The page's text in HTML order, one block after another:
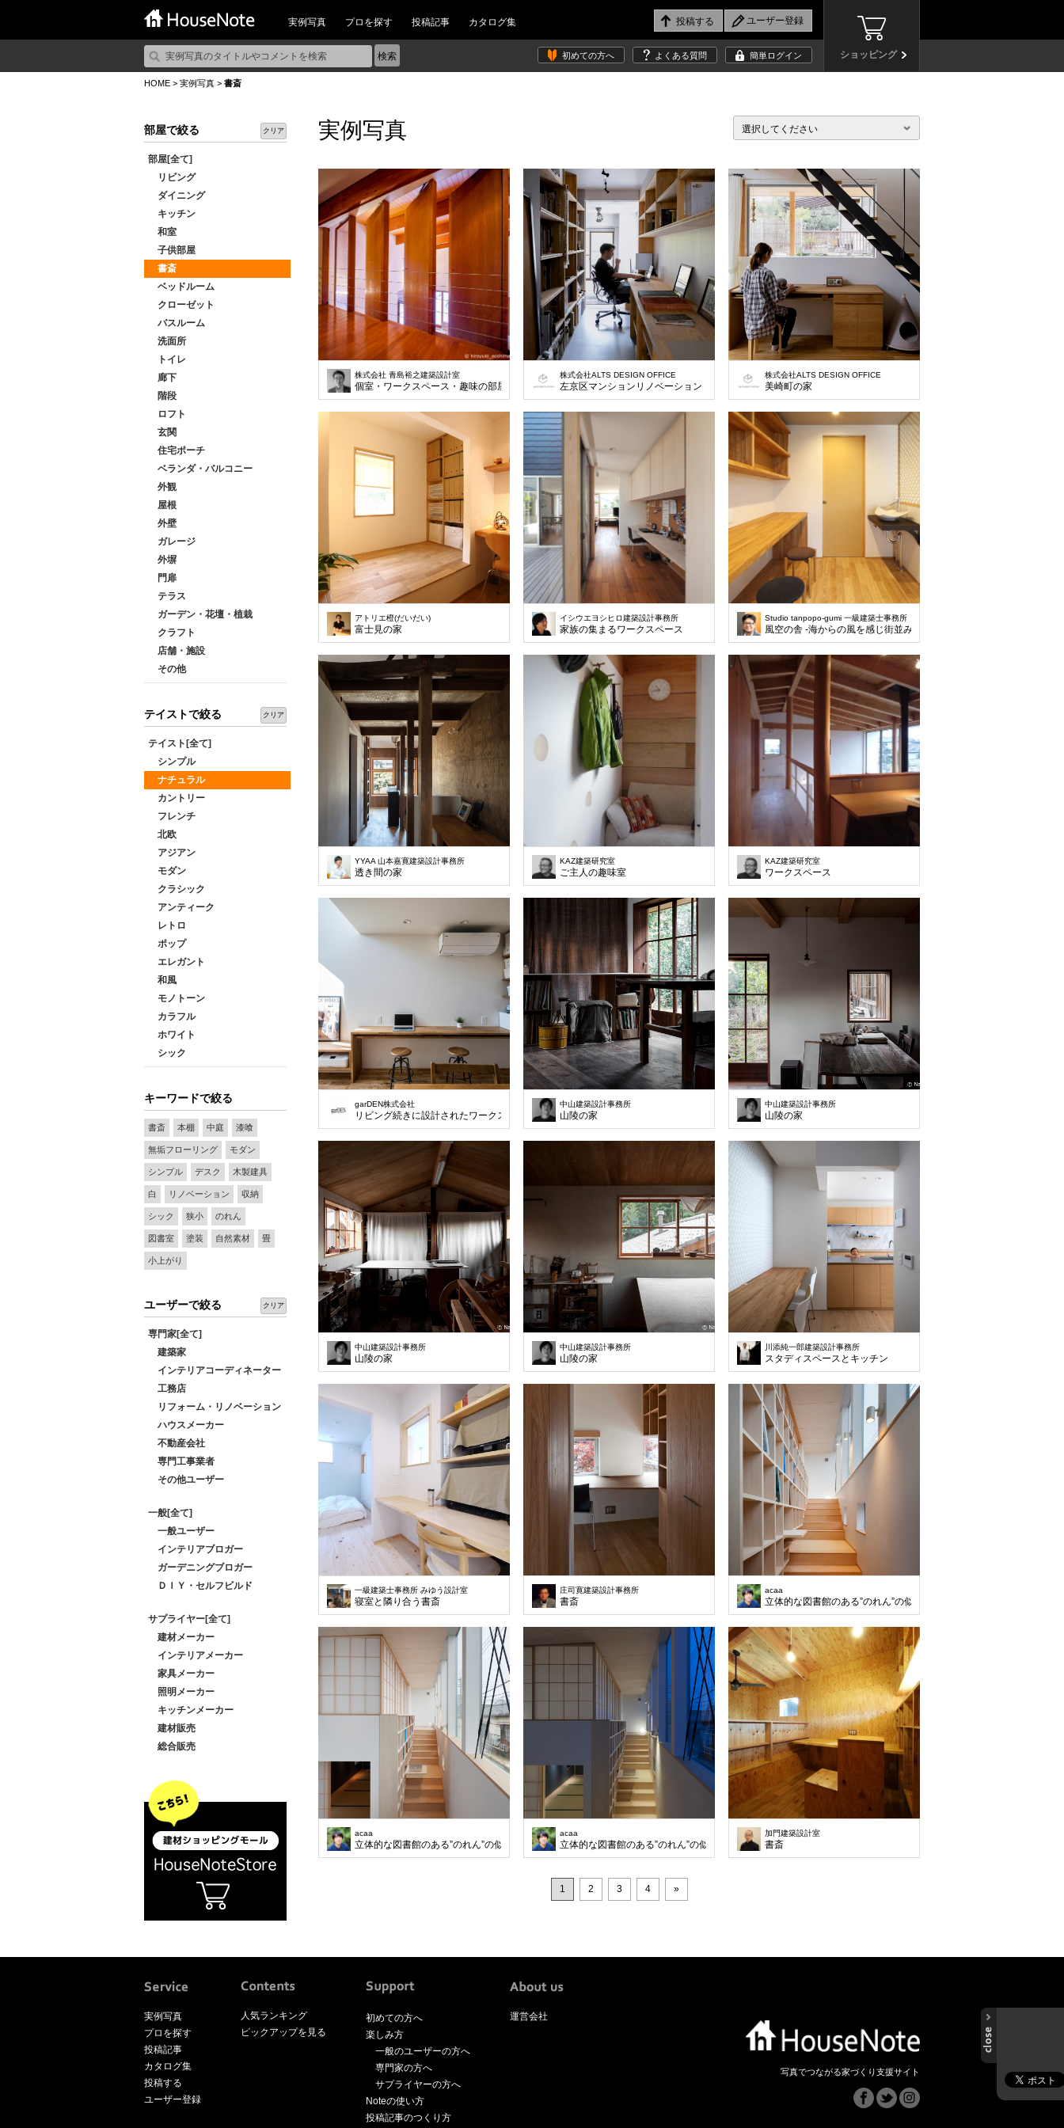
実例写真 プロを探す 投稿記事 カタログ集
ショッピング
初めての方へ よくある質問 簡単ログイン
HOME > 実例写真 > 書斎
部屋で絞る クリア
部屋[全て]
リビング
ダイニング
キッチン
和室
子供部屋
書斎
ベッドルーム
クローゼット
バスルーム
洗面所
トイレ
廊下
階段
ロフト
玄関
住宅ポーチ
ベランダ・バルコニー
外観
屋根
外壁
ガレージ
外塀
門扉
テラス
ガーデン・花壇・植栽
クラフト
店舗・施設
その他
テイストで絞る クリア
テイスト[全て]
シンプル
ナチュラル
カントリー
フレンチ
北欧
アジアン
モダン
クラシック
アンティーク
レトロ
ポップ
エレガント
和風
モノトーン
カラフル
ホワイト
シック
キーワードで絞る
書斎 本棚 中庭 漆喰
無垢フローリング モダン
シンプル デスク 木製建具
白 リノベーション 収納
シック 狭小 のれん
図書室 塗装 自然素材 畳
小上がり
ユーザーで絞る クリア
専門家[全て]
建築家
インテリアコーディネーター
工務店
リフォーム・リノベーション
ハウスメーカー
不動産会社
専門工事業者
その他ユーザー
一般[全て]
一般ユーザー
インテリアブロガー
ガーデニングブロガー
ＤＩＹ・セルフビルド
サプライヤー[全て]
建材メーカー
インテリアメーカー
家具メーカー
照明メーカー
キッチンメーカー
建材販売
総合販売
実例写真 選択してください
株式会社 青島裕之建築設計室
個室・ワークスペース・趣味の部屋
株式会社ALTS DESIGN OFFICE
左京区マンションリノベーション
株式会社ALTS DESIGN OFFICE
美崎町の家
アトリエ橙(だいだい)
富士見の家
イシウエヨシヒロ建築設計事務所
家族の集まるワークスペース
Studio tanpopo-gumi 一級建築士事務所
風空の舎 -海からの風を感じ街並みを望む暮らし-
YYAA 山本嘉寛建築設計事務所
透き間の家
KAZ建築研究室
ご主人の趣味室
KAZ建築研究室
ワークスペース
garDEN株式会社
リビング続きに設計されたワークスペース。
中山建築設計事務所
山陵の家
中山建築設計事務所
山陵の家
中山建築設計事務所
山陵の家
中山建築設計事務所
山陵の家
川添純一郎建築設計事務所
スタディスペースとキッチン
一級建築士事務所 みゆう設計室
寝室と隣り合う書斎
庄司寛建築設計事務所
書斎
acaa
立体的な図書館のある”のれん”の似合う狭小住宅
acaa
立体的な図書館のある”のれん”の似合う狭小住宅
acaa
立体的な図書館のある”のれん”の似合う狭小住宅
加門建築設計室
書斎
1 2 3 4 »
実例写真
プロを探す
投稿記事
カタログ集
投稿する
ユーザー登録
人気ランキング
ピックアップを見る
初めての方へ
楽しみ方
一般のユーザーの方へ
専門家の方へ
サプライヤーの方へ
Noteの使い方
投稿記事のつくり方
運営会社
写真でつながる家づくり支援サイト